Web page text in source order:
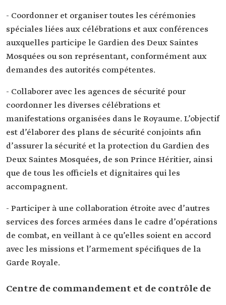
- Coordonner et organiser toutes les cérémonies
spéciales liées aux célébrations et aux conférences
auxquelles participe le Gardien des Deux Saintes
Mosquées ou son représentant, conformément aux
demandes des autorités compétentes.
- Collaborer avec les agences de sécurité pour
coordonner les diverses célébrations et
manifestations organisées dans le Royaume. L’objectif
est d’élaborer des plans de sécurité conjoints afin
d’assurer la sécurité et la protection du Gardien des
Deux Saintes Mosquées, de son Prince Héritier, ainsi
que de tous les officiels et dignitaires qui les
accompagnent.
- Participer à une collaboration étroite avec d’autres
services des forces armées dans le cadre d’opérations
de combat, en veillant à ce qu’elles soient en accord
avec les missions et l’armement spécifiques de la
Garde Royale.
Centre de commandement et de contrôle de